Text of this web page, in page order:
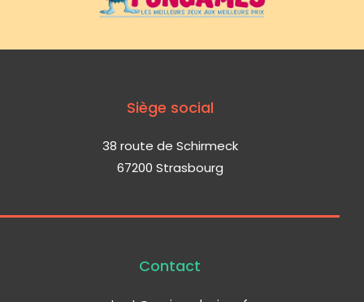
Siège social
38 route de Schirmeck
67200 Strasbourg
Contact